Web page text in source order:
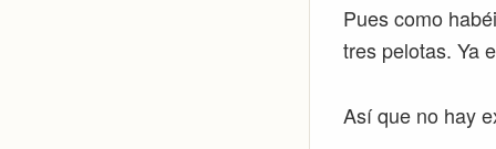
Pues como
tres pelotas. Ya
Así que no hay